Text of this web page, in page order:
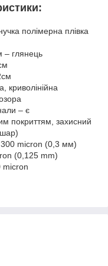
полімерна плівка
– глянець
криволінійна
– є
покриттям, захисний
300 micron (0,3 мм)
(0,125 mm)
micron